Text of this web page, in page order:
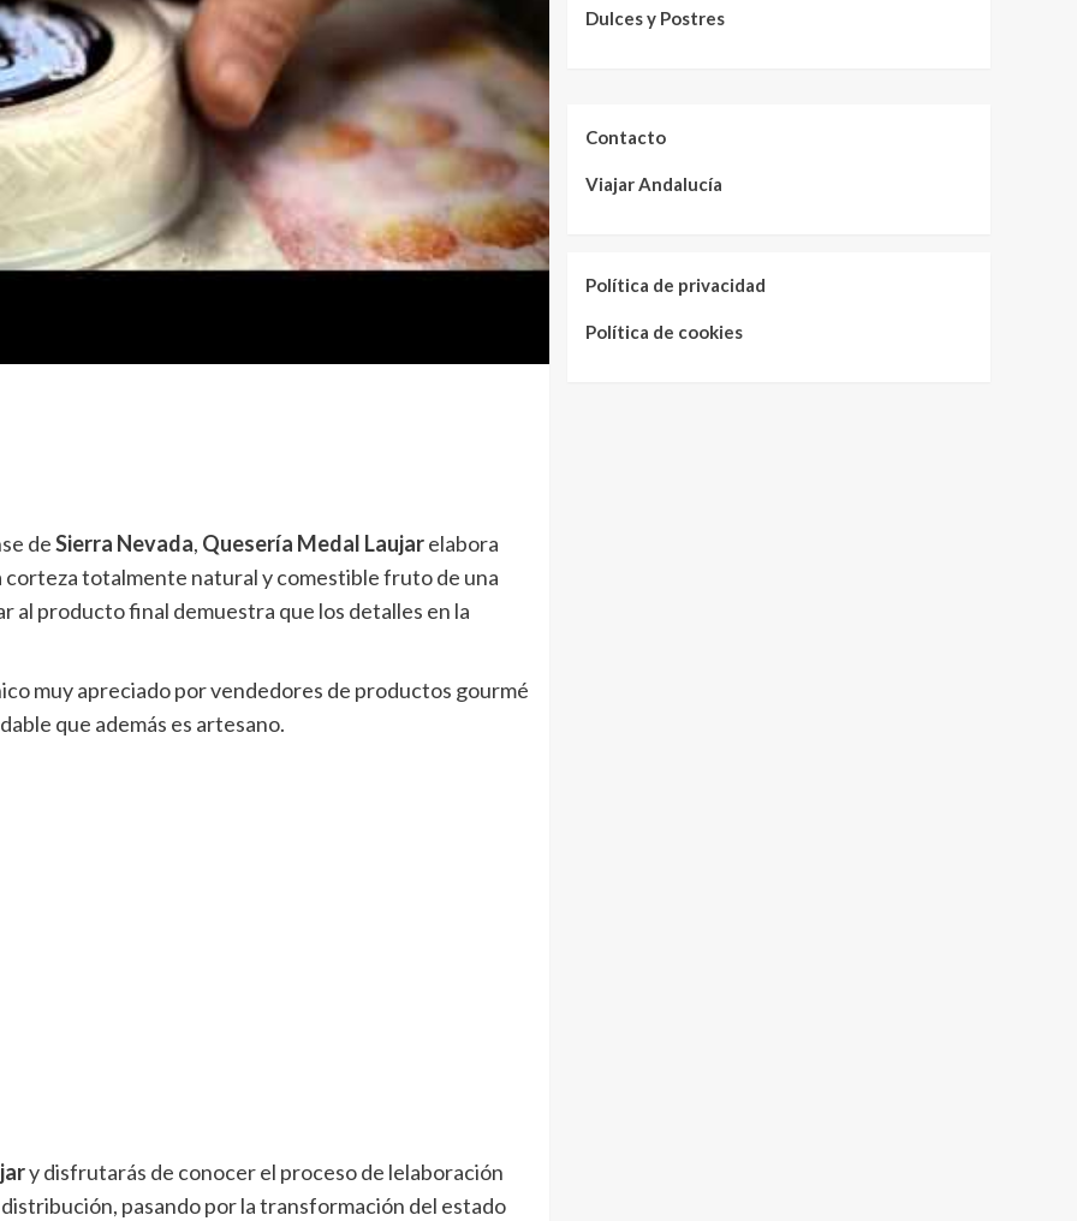
deSierra Nevada, Quesería Medal Laujarelabora
totalmente natural y comestible fruto de una
al producto final demuestra que los detalles en la
muy apreciado por vendedores de productos gourmé
que además es artesano.
y disfrutarás de conocer el proceso de lelaboración
pasando por la transformación del estado
Dulces y Postres
Contacto
Viajar Andalucía
Política de privacidad
Política de cookies